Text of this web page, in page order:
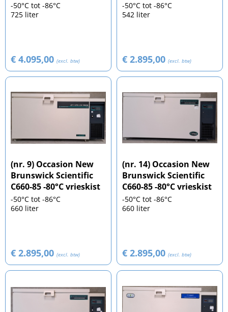
-50°C tot -86°C
725 liter
€ 4.095,00 (excl. btw)
-50°C tot -86°C
542 liter
€ 2.895,00 (excl. btw)
(nr. 9) Occasion New
Brunswick Scientific
C660-85 -80°C vrieskist
-50°C tot -86°C
660 liter
€ 2.895,00 (excl. btw)
(nr. 14) Occasion New
Brunswick Scientific
C660-85 -80°C vrieskist
-50°C tot -86°C
660 liter
€ 2.895,00 (excl. btw)